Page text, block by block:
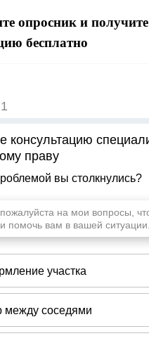
опросник и получите
бесплатно